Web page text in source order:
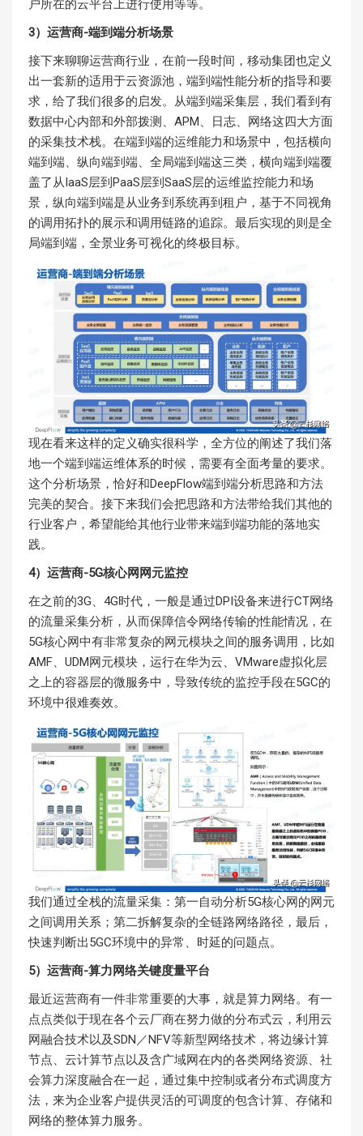
户所在的云平台上进行使用等等。
3）运营商-端到端分析场景
接下来聊聊运营商行业，在前一段时间，移动集团也定义
出一套新的适用于云资源池，端到端性能分析的指导和要
求，给了我们很多的启发。从端到端采集层，我们看到有
数据中心内部和外部拨测、APM、日志、网络这四大方面
的采集技术栈。在端到端的运维能力和场景中，包括横向
端到端、纵向端到端、全局端到端这三类，横向端到端覆
盖了从IaaS层到PaaS层到SaaS层的运维监控能力和场
景，纵向端到端是从业务到系统再到租户，基于不同视角
的调用拓扑的展示和调用链路的追踪。最后实现的则是全
局端到端，全景业务可视化的终极目标。
现在看来这样的定义确实很科学，全方位的阐述了我们落
地一个端到端运维体系的时候，需要有全面考量的要求。
这个分析场景，恰好和DeepFlow端到端分析思路和方法
完美的契合。接下来我们会把思路和方法带给我们其他的
行业客户，希望能给其他行业带来端到端功能的落地实
践。
4）运营商-5G核心网网元监控
在之前的3G、4G时代，一般是通过DPI设备来进行CT网络
的流量采集分析，从而保障信令网络传输的性能情况，在
5G核心网中有非常复杂的网元模块之间的服务调用，比如
AMF、UDM网元模块，运行在华为云、VMware虚拟化层
之上的容器层的微服务中，导致传统的监控手段在5GC的
环境中很难奏效。
我们通过全栈的流量采集：第一自动分析5G核心网的网元
之间调用关系；第二拆解复杂的全链路网络路径，最后，
快速判断出5GC环境中的异常、时延的问题点。
5）运营商-算力网络关键度量平台
最近运营商有一件非常重要的大事，就是算力网络。有一
点点类似于现在各个云厂商在努力做的分布式云，利用云
网融合技术以及SDN／NFV等新型网络技术，将边缘计算
节点、云计算节点以及含广域网在内的各类网络资源、社
会算力深度融合在一起，通过集中控制或者分布式调度方
法，来为企业客户提供灵活的可调度的包含计算、存储和
网络的整体算力服务。